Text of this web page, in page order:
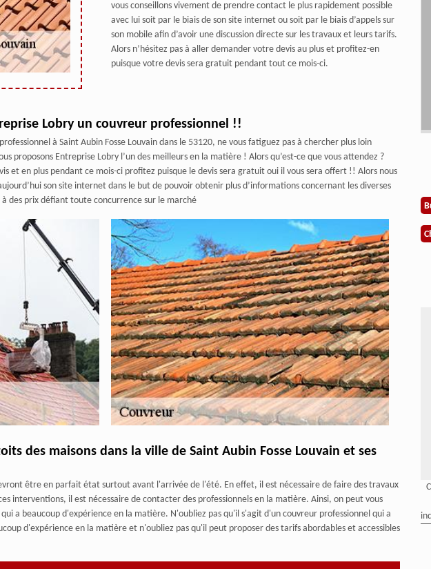
vous conseillons vivement de prendre contact le plus rapidement possible
avec lui soit par le biais de son site internet ou soit par le biais d’appels sur
son mobile afin d’avoir une discussion directe sur les travaux et leurs tarifs.
Alors n’hésitez pas à aller demander votre devis au plus et profitez-en
puisque votre devis sera gratuit pendant tout ce mois-ci.
Lobry un couvreur professionnel !!
à Saint Aubin Fosse Louvain dans le 53120, ne vous fatiguez pas à chercher plus loin
proposons Entreprise Lobry l’un des meilleurs en la matière ! Alors qu’est-ce que vous attendez ?
et en plus pendant ce mois-ci profitez puisque le devis sera gratuit oui il vous sera offert !! Alors nous
son site internet dans le but de pouvoir obtenir plus d’informations concernant les diverses
des prix défiant toute concurrence sur le marché
des maisons dans la ville de Saint Aubin Fosse Louvain et ses
être en parfait état surtout avant l'arrivée de l'été. En effet, il est nécessaire de faire des travaux
interventions, il est nécessaire de contacter des professionnels en la matière. Ainsi, on peut vous
a beaucoup d'expérience en la matière. N'oubliez pas qu'il s'agit d'un couvreur professionnel qui a
d'expérience en la matière et n'oubliez pas qu'il peut proposer des tarifs abordables et accessibles